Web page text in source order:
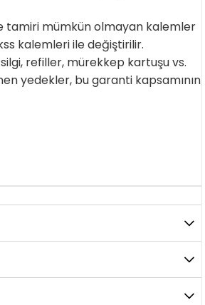
tamiri mümkün olmayan kalemler
kalemleri ile değiştirilir.
refiller, mürekkep kartuşu vs.
yedekler, bu garanti kapsamının